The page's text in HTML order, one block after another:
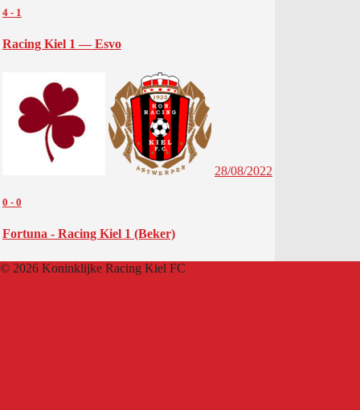
4 - 1
Racing Kiel 1 — Esvo
28/08/2022
0 - 0
Fortuna - Racing Kiel 1 (Beker)
© 2026 Koninklijke Racing Kiel FC